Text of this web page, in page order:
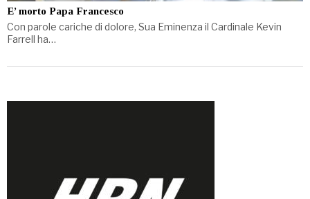
E’ morto Papa Francesco
Con parole cariche di dolore, Sua Eminenza il Cardinale Kevin
Farrell ha…